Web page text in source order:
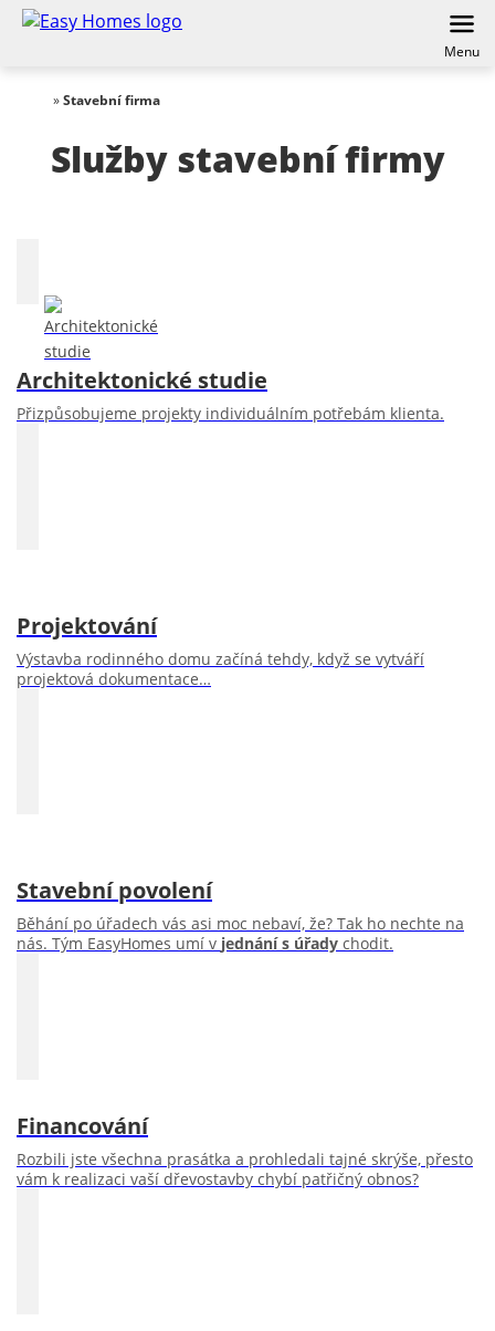
Menu
»Stavební firma
Služby stavební firmy
Architektonické studie
Přizpůsobujeme projekty individuálním potřebám klienta.
Projektování
Výstavba rodinného domu začíná tehdy, když se vytváří
projektová dokumentace…
Stavební povolení
Běhání po úřadech vás asi moc nebaví, že? Tak ho nechte na
nás. Tým EasyHomes umí v jednání s úřady chodit.
Financování
Rozbili jste všechna prasátka a prohledali tajné skrýše, přesto
vám k realizaci vaší dřevostavby chybí patřičný obnos?